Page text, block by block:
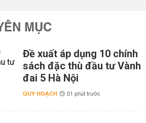
MỤC
Đề xuất áp dụng 10 chính
sách đặc thù đầu tư Vành
đai 5 Hà Nội
QUY HOẠCH 01 phút trước